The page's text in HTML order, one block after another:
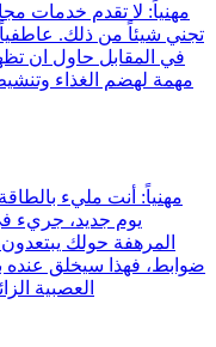
تجني شيئاً من ذلك.
في المقابل حاول ان
مهمة لهضم الغذاء
يوم جديد، جريء
المرهفة حولك
ضوابط، فهذا سيخلق عنده
العصبية